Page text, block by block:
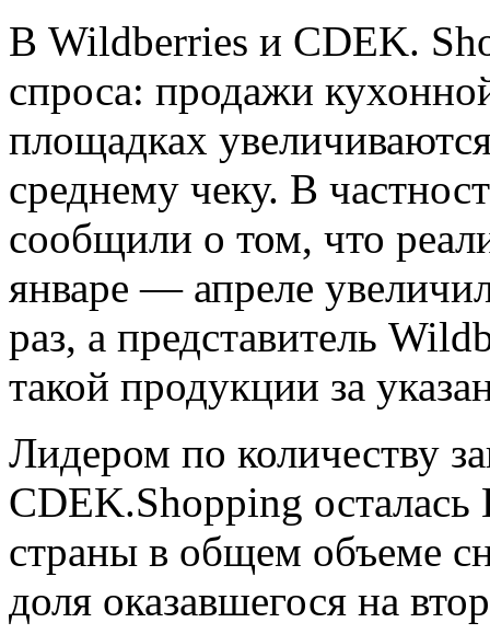
В Wildberries и CDEK.
спроса: продажи
площадках
среднему чеку. В
сообщили о том, что
январе — апреле
раз, а представитель
такой продукции за
Лидером по количеству
CDEK.Shopping осталась
страны в общем объеме
доля оказавшегося на